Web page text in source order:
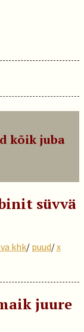
kõik juba
süvvä
khk/ puud/x
juure